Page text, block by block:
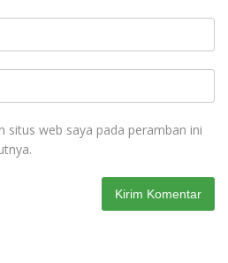
situs web saya pada peramban ini